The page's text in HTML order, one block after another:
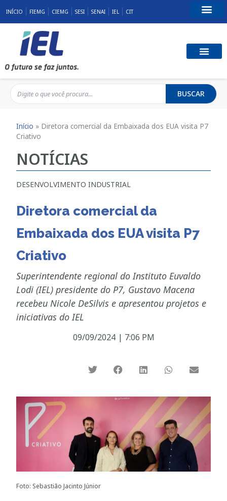
INÍCIO FIEMG CIEMG SESI SENAI IEL CIT
BUSCAR
Início » Diretora comercial da Embaixada dos EUA visita P7
Criativo
NOTÍCIAS
DESENVOLVIMENTO INDUSTRIAL
Diretora comercial da
Embaixada dos EUA visita P7
Criativo
Superintendente regional do Instituto Euvaldo
Lodi (IEL) presidente do P7, Gustavo Macena
recebeu Nicole DeSilvis e apresentou projetos e
iniciativas do IEL
09/09/2024 | 7:06 PM
Foto: Sebastião Jacinto Júnior